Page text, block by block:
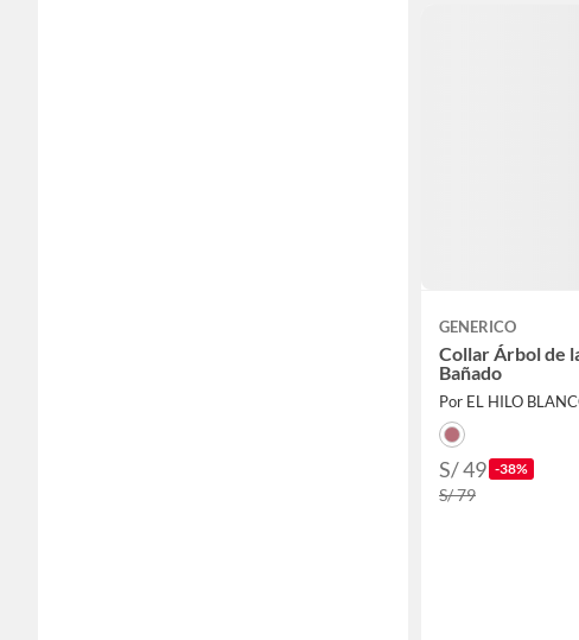
GENERICO
Collar Árbol de
Bañado
Por EL HILO
S/ 49 -38%
S/ 79